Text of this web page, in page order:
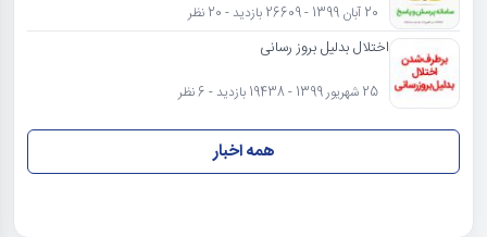
20 آبان 1399 - 26609 بازدید - 20 نظر
اختلال بدلیل بروز رسانی
25 شهریور 1399 - 19438 بازدید - 6 نظر
همه اخبار